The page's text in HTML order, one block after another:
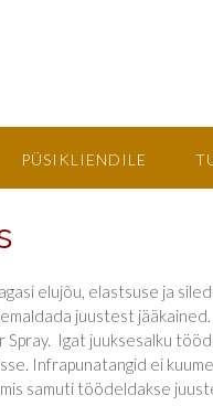
PÜSIKLIENDILE
elujõu, elastsuse ja
juustest
Igat juuksesalku
Infrapunatangid ei
samuti töödeldakse